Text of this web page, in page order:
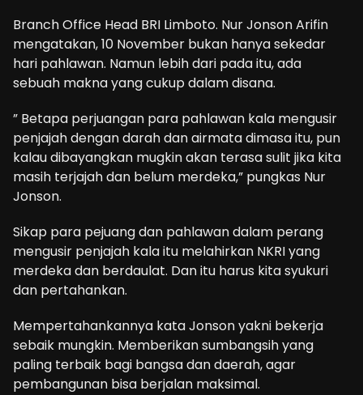
Branch Office Head BRI Limboto. Nur Jonson Arifin
mengatakan, 10 November bukan hanya sekedar
hari pahlawan. Namun lebih dari pada itu, ada
sebuah makna yang cukup dalam disana.
” Betapa perjuangan para pahlawan kala mengusir
penjajah dengan darah dan airmata dimasa itu, pun
kalau dibayangkan mugkin akan terasa sulit jika kita
masih terjajah dan belum merdeka,” pungkas Nur
Jonson.
Sikap para pejuang dan pahlawan dalam perang
mengusir penjajah kala itu melahirkan NKRI yang
merdeka dan berdaulat. Dan itu harus kita syukuri
dan pertahankan.
Mempertahankannya kata Jonson yakni bekerja
sebaik mungkin. Memberikan sumbangsih yang
paling terbaik bagi bangsa dan daerah, agar
pembangunan bisa berjalan maksimal.